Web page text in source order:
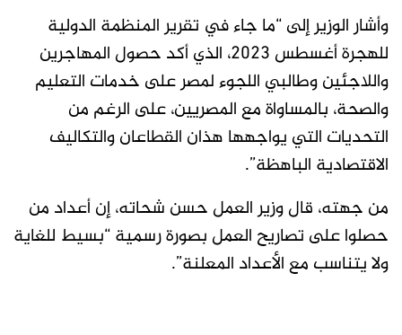
وأشار الوزير إلى “ما جاء في تقرير المنظمة الدولية
للهجرة أغسطس 2023، الذي أكد حصول المهاجرين
واللاجئين وطالبي اللجوء لمصر على خدمات التعليم
والصحة، بالمساواة مع المصريين، على الرغم من
التحديات التي يواجهها هذان القطاعان والتكاليف
الاقتصادية الباهظة”.
من جهته، قال وزير العمل حسن شحاته، إن أعداد من
حصلوا على تصاريح العمل بصورة رسمية “بسيط للغاية
ولا يتناسب مع الأعداد المعلنة”.